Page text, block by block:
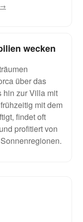
→
wecken
über das
hin zur Villa mit
mit dem
findet oft
profitiert von